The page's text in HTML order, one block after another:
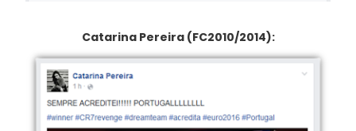
Catarina Pereira (FC2010/2014):